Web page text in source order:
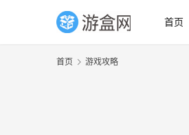
首页
首页 游戏攻略